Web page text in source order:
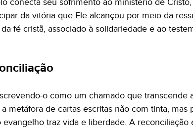
conecta seu sofrimento ao ministério de
da vitória que Ele alcançou por meio da
fé cristã, associado à solidariedade e ao
o como um chamado que transcende
metáfora de cartas escritas não com tinta, mas
traz vida e liberdade. A reconciliação